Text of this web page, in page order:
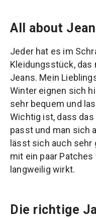
All about
Jeder hat es im
Kleidungsstück, das
Jeans. Mein
Winter eignen sich
sehr bequem und
Wichtig ist, dass
passt und man sich
lässt sich auch
mit ein paar
langweilig wirkt.
Die richtige